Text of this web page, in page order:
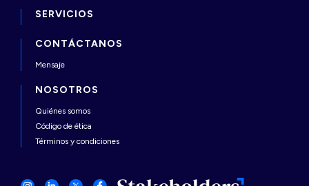
SERVICIOS
CONTÁCTANOS
Mensaje
NOSOTROS
Quiénes somos
Código de ética
Términos y condiciones